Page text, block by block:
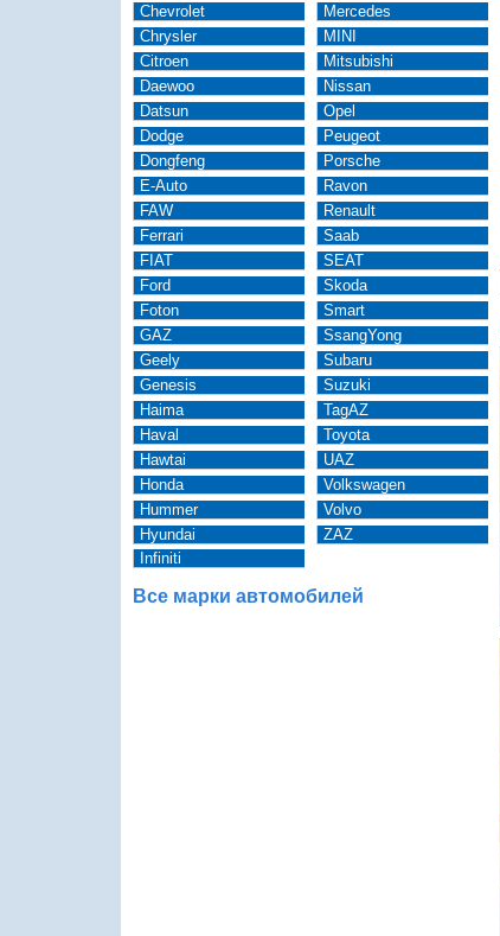
Chevrolet
Chrysler
Citroen
Daewoo
Datsun
Dodge
Dongfeng
E-Auto
FAW
Ferrari
FIAT
Ford
Foton
GAZ
Geely
Genesis
Haima
Haval
Hawtai
Honda
Hummer
Hyundai
Infiniti
Mercedes
MINI
Mitsubishi
Nissan
Opel
Peugeot
Porsche
Ravon
Renault
Saab
SEAT
Skoda
Smart
SsangYong
Subaru
Suzuki
TagAZ
Toyota
UAZ
Volkswagen
Volvo
ZAZ
Все марки автомобилей